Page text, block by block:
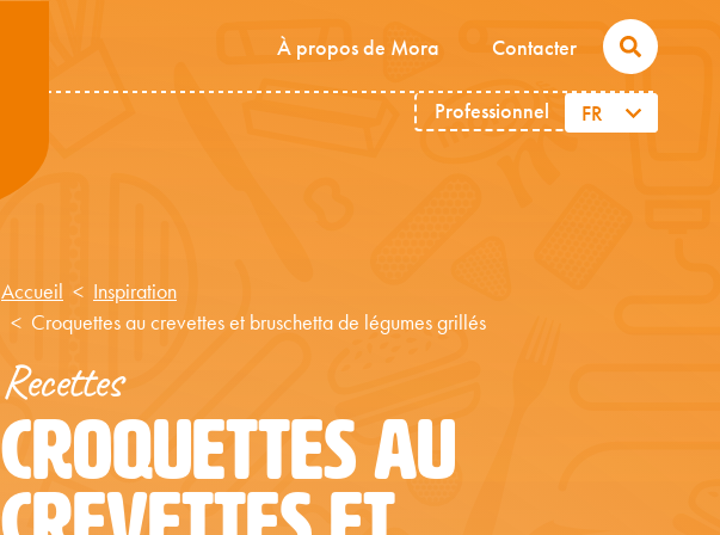
À propos de Mora Contacter
Professionnel FR
Accueil
Inspiration
Croquettes au crevettes et bruschetta de légumes grillés
Recettes
CROQUETTES AU